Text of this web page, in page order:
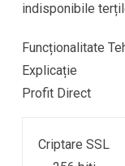
indisponibile
Funcționalitate
Explicație
Profit Direct
Criptare SSL